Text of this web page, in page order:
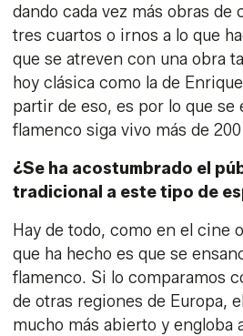
dando cada vez más obras de
tres cuartos o irnos a lo que
que se atreven con una obra
hoy clásica como la de
partir de eso, es por lo que se
flamenco siga vivo más de
¿Se ha acostumbrado el
tradicional a este tipo de
Hay de todo, como en el cine
que ha hecho es que se
flamenco. Si lo comparamos
de otras regiones de Europa,
mucho más abierto y engloba